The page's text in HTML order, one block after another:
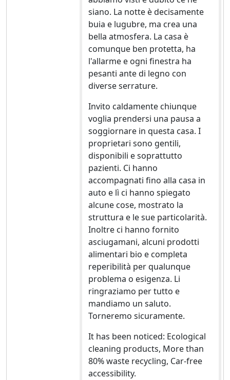
siano. La notte è decisamente
buia e lugubre, ma crea una
bella atmosfera. La casa è
comunque ben protetta, ha
l'allarme e ogni finestra ha
pesanti ante di legno con
diverse serrature.
Invito caldamente chiunque
voglia prendersi una pausa a
soggiornare in questa casa. I
proprietari sono gentili,
disponibili e soprattutto
pazienti. Ci hanno
accompagnati fino alla casa in
auto e lì ci hanno spiegato
alcune cose, mostrato la
struttura e le sue particolarità.
Inoltre ci hanno fornito
asciugamani, alcuni prodotti
alimentari bio e completa
reperibilità per qualunque
problema o esigenza. Li
ringraziamo per tutto e
mandiamo un saluto.
Torneremo sicuramente.
It has been noticed: Ecological
cleaning products, More than
80% waste recycling, Car-free
accessibility.